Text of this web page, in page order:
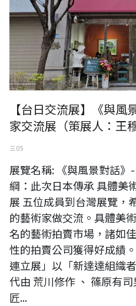
【台日交流展】《與
家交流展（策展人：王
三 05
展覽名稱: 《與風景對話
綱：此次日本傳承 具體美
展 五位成員到台灣展覽，
的藝術家做交流。具體美
名的藝術拍賣市場，諸如
性的拍賣公司獲得好成績
連立展」以「新達達組織
代由 荒川修作 、 篠原有
匠...